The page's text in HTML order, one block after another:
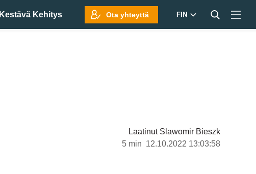
Kestävä Kehitys Ota yhteyttä FIN
Laatinut Slawomir Bieszk
5 min 12.10.2022 13:03:58